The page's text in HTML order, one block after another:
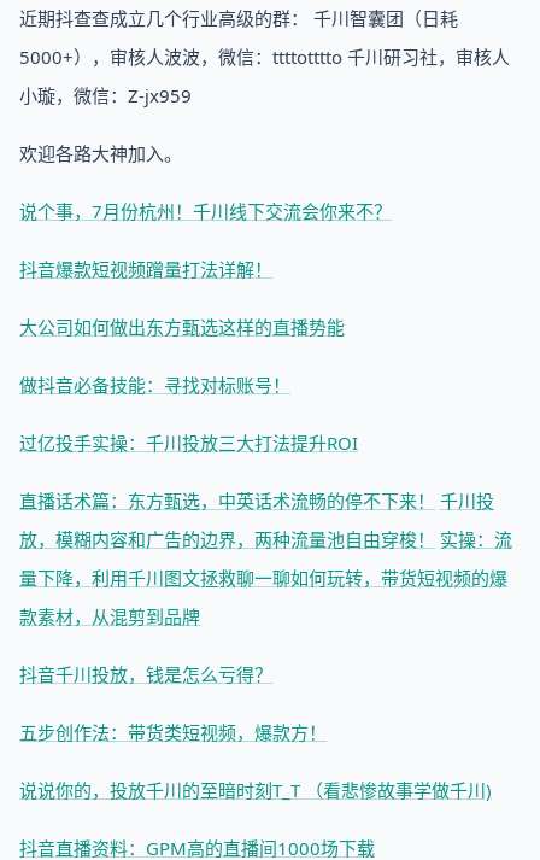
近期抖查查成立几个行业高级的群： 千川智囊团（日耗
5000+），审核人波波，微信：ttttotttto 千川研习社，审核人
小璇，微信：Z-jx959
欢迎各路大神加入。
说个事，7月份杭州！千川线下交流会你来不？
抖音爆款短视频蹭量打法详解！
大公司如何做出东方甄选这样的直播势能
做抖音必备技能：寻找对标账号！
过亿投手实操：千川投放三大打法提升ROI
直播话术篇：东方甄选，中英话术流畅的停不下来！
千川投
放，模糊内容和广告的边界，两种流量池自由穿梭！
实操：流
量下降，利用千川图文拯救聊一聊如何玩转，带货短视频的爆
款素材，从混剪到品牌
抖音千川投放，钱是怎么亏得？
五步创作法：带货类短视频，爆款方！
说说你的，投放千川的至暗时刻T_T （看悲惨故事学做千川)
抖音直播资料：GPM高的直播间1000场下载